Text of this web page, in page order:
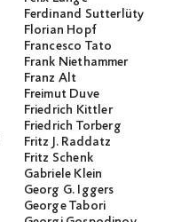
Ferdinand Sutterlüty
Florian Hopf
Francesco Tato
Frank Niethammer
Franz Alt
Freimut Duve
Friedrich Kittler
Friedrich Torberg
Fritz J. Raddatz
Fritz Schenk
Gabriele Klein
Georg G. Iggers
George Tabori